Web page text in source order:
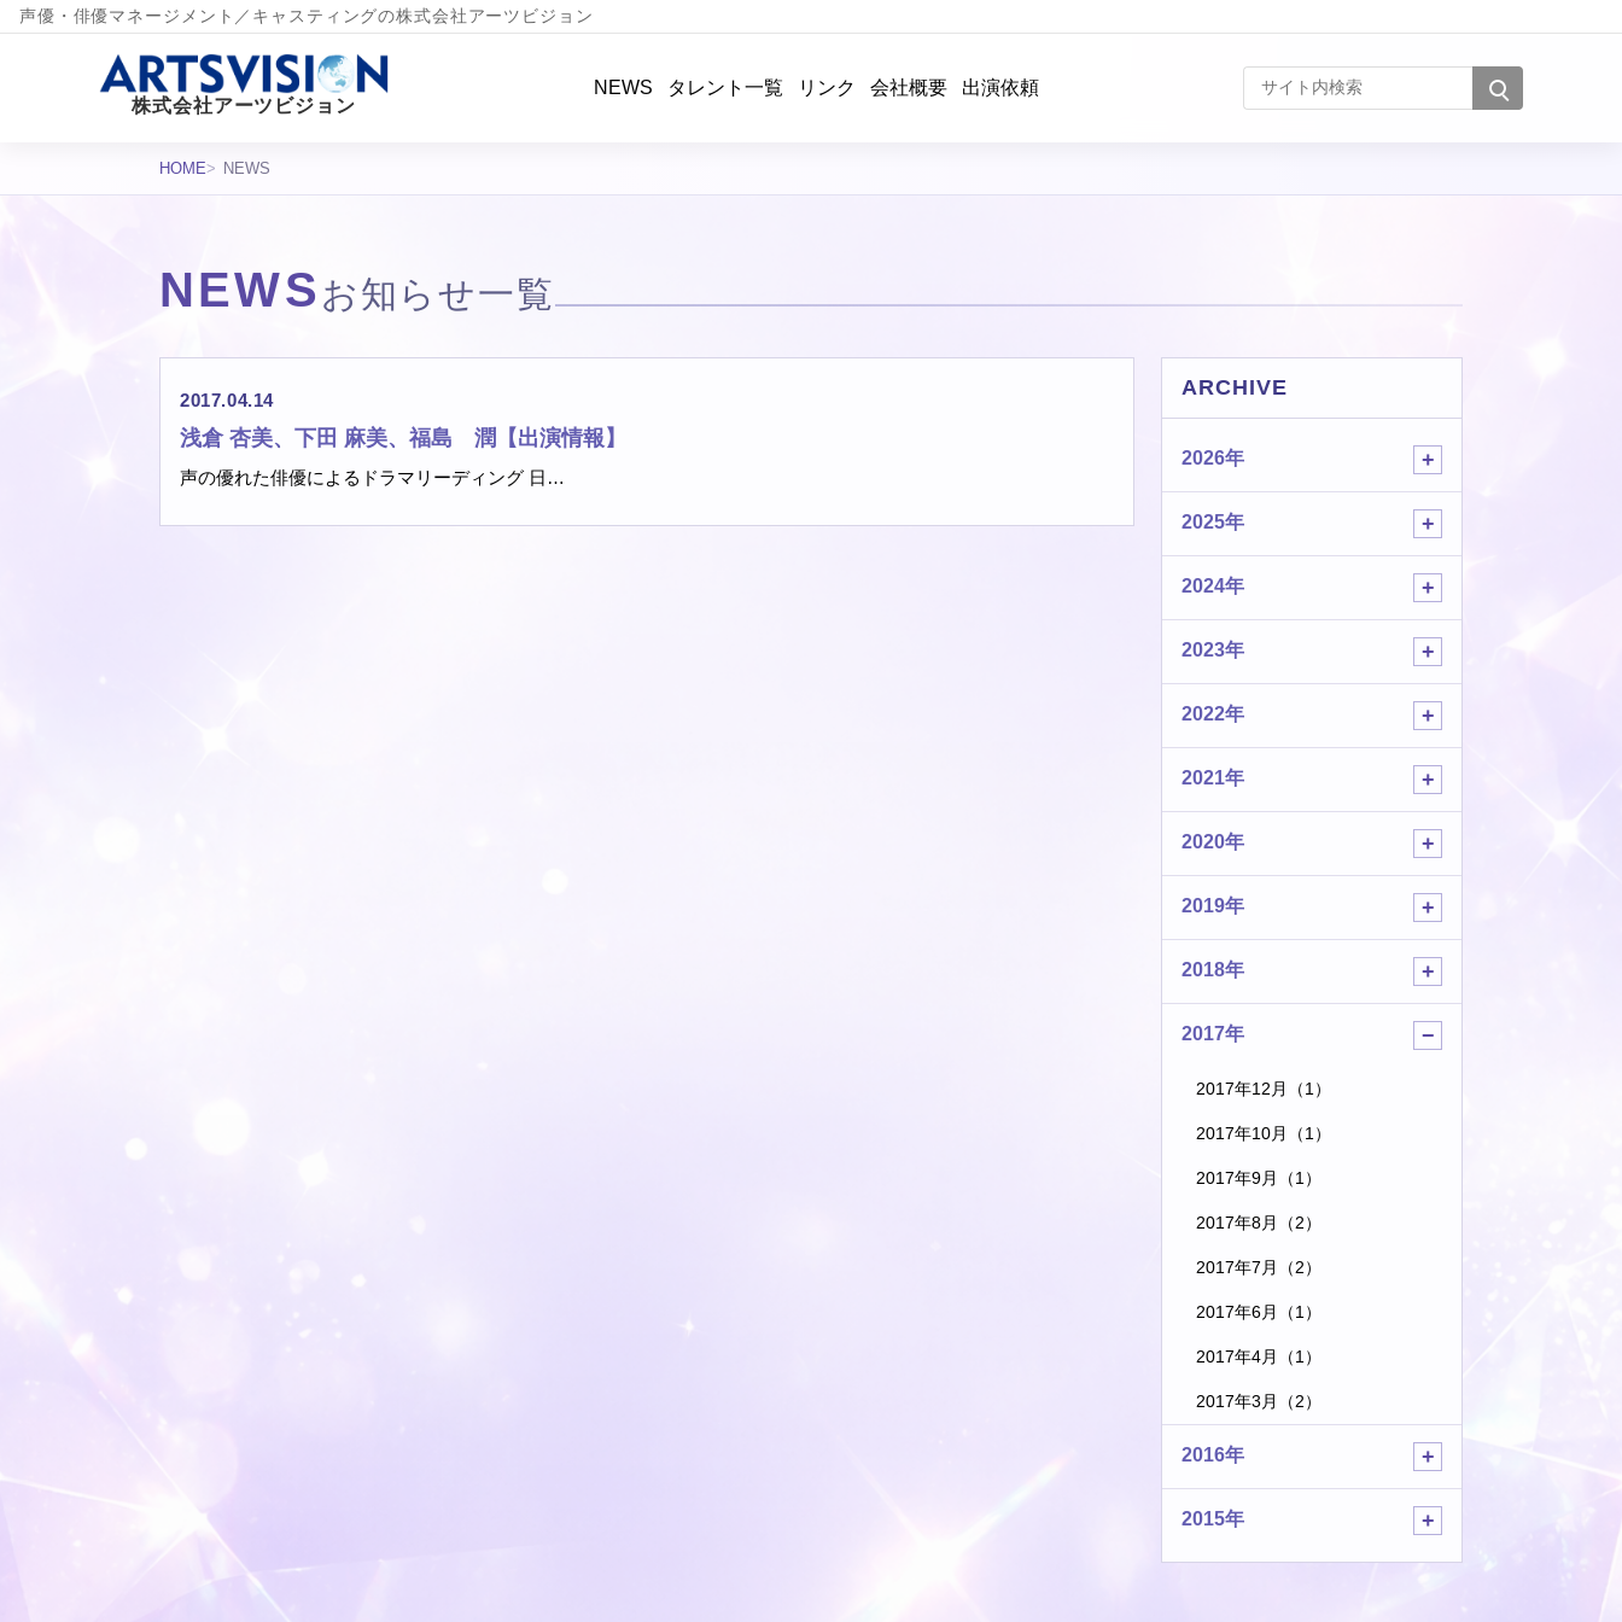
声優・俳優マネージメント／キャスティングの株式会社アーツビジョン
株式会社アーツビジョン
NEWS タレント一覧 リンク 会社概要 出演依頼 サイト内検索
HOME NEWS
NEWS お知らせ一覧
2017.04.14
浅倉 杏美、下田 麻美、福島 潤【出演情報】
声の優れた俳優によるドラマリーディング 日…
ARCHIVE
2026年
2025年
2024年
2023年
2022年
2021年
2020年
2019年
2018年
2017年
2017年12月（1）
2017年10月（1）
2017年9月（1）
2017年8月（2）
2017年7月（2）
2017年6月（1）
2017年4月（1）
2017年3月（2）
2016年
2015年